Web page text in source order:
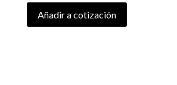
Añadir a cotización